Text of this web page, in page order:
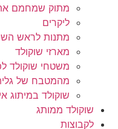
מתוק שמחמם
ליקרים
מתנות לראש
מארזי שוקולד
משטחי שוקולד
מהמטבח של
שוקולד במיתוג
שוקולד ממותג
לקבוצות